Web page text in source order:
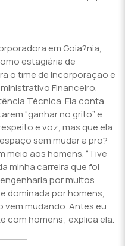
em Goia?nia,
estagiária de
o time de Incorporação e
Financeiro,
Técnica. Ela conta
“ganhar no grito” e
e voz, mas que ela
sem mudar a pro?
meio aos homens. “Tive
minha carreira que foi
engenharia por muitos
dominada por homens,
vem mudando. Antes eu
com homens”, explica ela.